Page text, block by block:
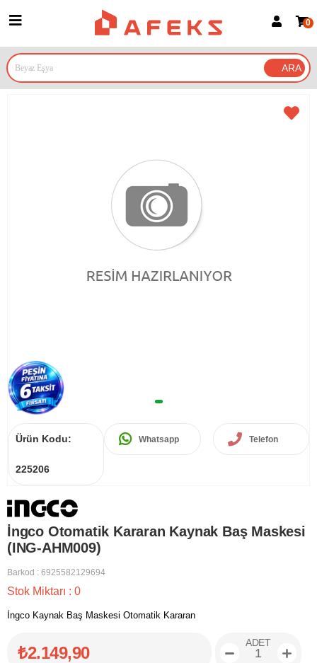
Google İle Bağlan
0
Ürün Kodu:
225206
Whatsapp Telefon
İngco Otomatik Kararan Kaynak Baş Maskesi
(ING-AHM009)
Barkod : 6925582129694
Stok Miktarı : 0
İngco Kaynak Baş Maskesi Otomatik Kararan
₺2.149,90
ADET